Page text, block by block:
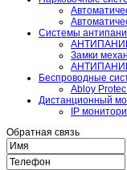
Системы
Замки
Беспроводные
Abloy
Дистанционный
IP
Обратная связь